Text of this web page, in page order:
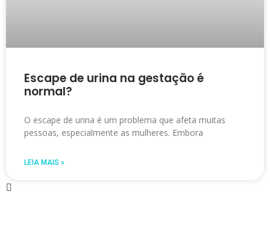
Escape de urina na gestação é
normal?
O escape de urina é um problema que afeta muitas
pessoas, especialmente as mulheres. Embora
LEIA MAIS »